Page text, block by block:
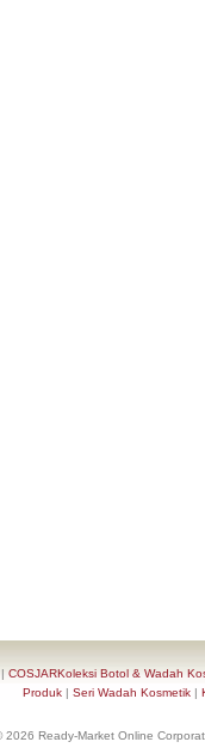
COSJARKoleksi Botol & Wadah
Produk | Seri Wadah Kosmetik |
2026 Ready-Market Online